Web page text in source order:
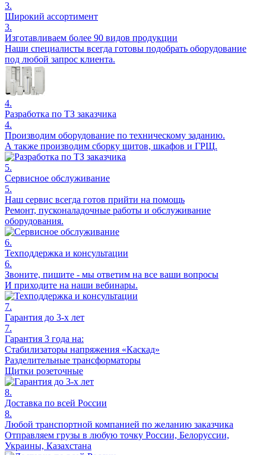
3.
Широкий ассортимент
3.
Изготавливаем более 90 видов продукции
Наши специалисты всегда готовы подобрать оборудование
под любой запрос клиента.
4.
Разработка по ТЗ заказчика
4.
Производим оборудование по техническому заданию.
А также производим сборку щитов, шкафов и ГРЩ.
5.
Сервисное обслуживание
5.
Наш сервис всегда готов прийти на помощь
Ремонт, пусконаладочные работы и обслуживание
оборудования.
6.
Техподдержка и консультации
6.
Звоните, пишите - мы ответим на все ваши вопросы
И приходите на наши вебинары.
7.
Гарантия до 3-х лет
7.
Гарантия 3 года на:
Стабилизаторы напряжения «Каскад»
Разделительные трансформаторы
Щитки розеточные
8.
Доставка по всей России
8.
Любой транспортной компанией по желанию заказчика
Отправляем грузы в любую точку России, Белоруссии,
Украины, Казахстана